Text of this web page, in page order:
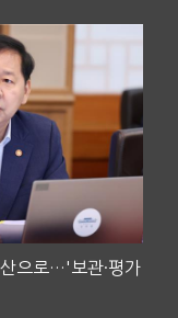
으로…'보관·평가